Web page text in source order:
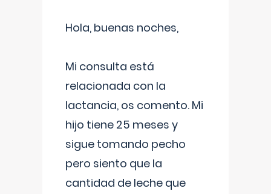
Hola, buenas noches,
Mi consulta está
relacionada con la
lactancia, os comento. Mi
hijo tiene 25 meses y
sigue tomando pecho
pero siento que la
cantidad de leche que